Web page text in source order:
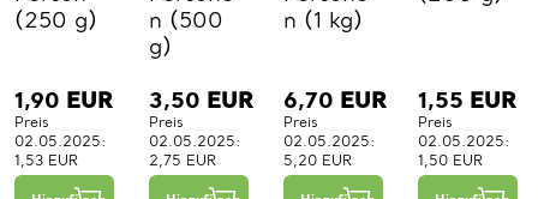
(250 g)
1,90 EUR
Preis
02.05.2025:
1,53 EUR
n (500
g)
3,50 EUR
Preis
02.05.2025:
2,75 EUR
n (1 kg)
6,70 EUR
Preis
02.05.2025:
5,20 EUR
1,55 EUR
Preis
02.05.2025:
1,50 EUR